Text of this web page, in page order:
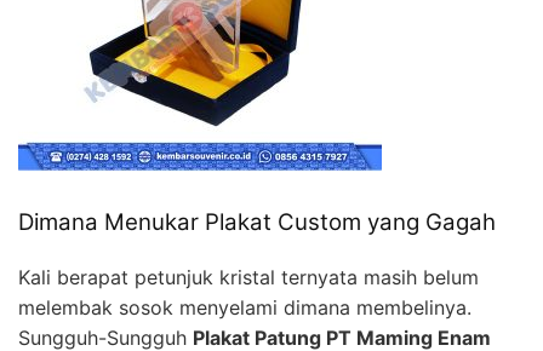
Dimana Menukar Plakat Custom yang Gagah
Kali berapat petunjuk kristal ternyata masih belum
melembak sosok menyelami dimana membelinya.
Sungguh-Sungguh Plakat Patung PT Maming Enam